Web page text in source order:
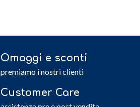
Omaggi e sconti
premiamo i nostri clienti
Customer Care